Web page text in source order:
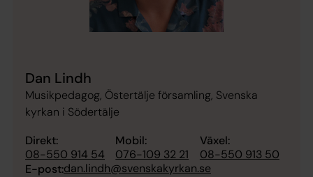
Dan Lindh
Musikpedagog, Östertälje församling, Svenska
kyrkan i Södertälje
Direkt:
08-550 914 54
Mobil:
076-109 32 21
Växel:
08-550 913 50
E-post:dan.lindh@svenskakyrkan.se